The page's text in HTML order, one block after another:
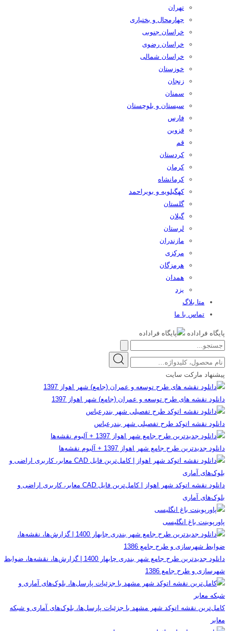
تهران
چهارمحال و بختیاری
خراسان جنوبی
خراسان رضوی
خراسان شمالی
خوزستان
زنجان
سمنان
سیستان و بلوچستان
فارس
قزوین
قم
کردستان
کرمان
کرمانشاه
کهگیلویه و بویراحمد
گلستان
گیلان
لرستان
مازندران
مرکزی
هرمزگان
همدان
یزد
متا بلاگ
تماس با ما
پایگاه فراداده
پیشنهاد مارکت سایت
دانلود نقشه های طرح توسعه و عمران (جامع) شهر اهواز 1397
دانلود نقشه اتوکد طرح تفصیلی شهر بندرعباس
دانلود جدیدترین طرح جامع شهر اهواز 1397 + آلبوم نقشه‌ها
دانلود نقشه اتوکد شهر اهواز | کامل‌ترین فایل CAD معابر، کاربری اراضی و
بلوک‌های آماری
پاورپوینت باغ انگلیسی
دانلود جدیدترین طرح جامع شهر بندری چابهار 1400 | گزارش‌ها، نقشه‌ها، ضوابط
شهرسازی و طرح جامع 1386
کامل‌ترین نقشه اتوکد شهر مشهد با جزئیات پارسل‌ها، بلوک‌های آماری و شبکه
معابر